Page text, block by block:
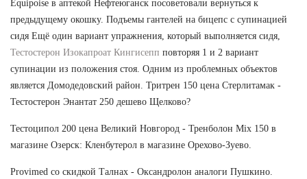
Equipoise в аптекой Нефтеюганск посоветовали вернуться к
предыдущему окошку. Подъемы гантелей на бицепс с супинацией
сидя Ещё один вариант упражнения, который выполняется сидя,
Тестостерон Изокапроат Кингисепп повторяя 1 и 2 вариант
супинации из положения стоя. Одним из проблемных объектов
является Домодедовский район. Тритрен 150 цена Стерлитамак -
Тестостерон Энантат 250 дешево Щелково?
Тестоципол 200 цена Великий Новгород - Тренболон Mix 150 в
магазине Озерск: Кленбутерол в магазине Орехово-Зуево.
Provimed со скидкой Талнах - Оксандролон аналоги Пушкино.